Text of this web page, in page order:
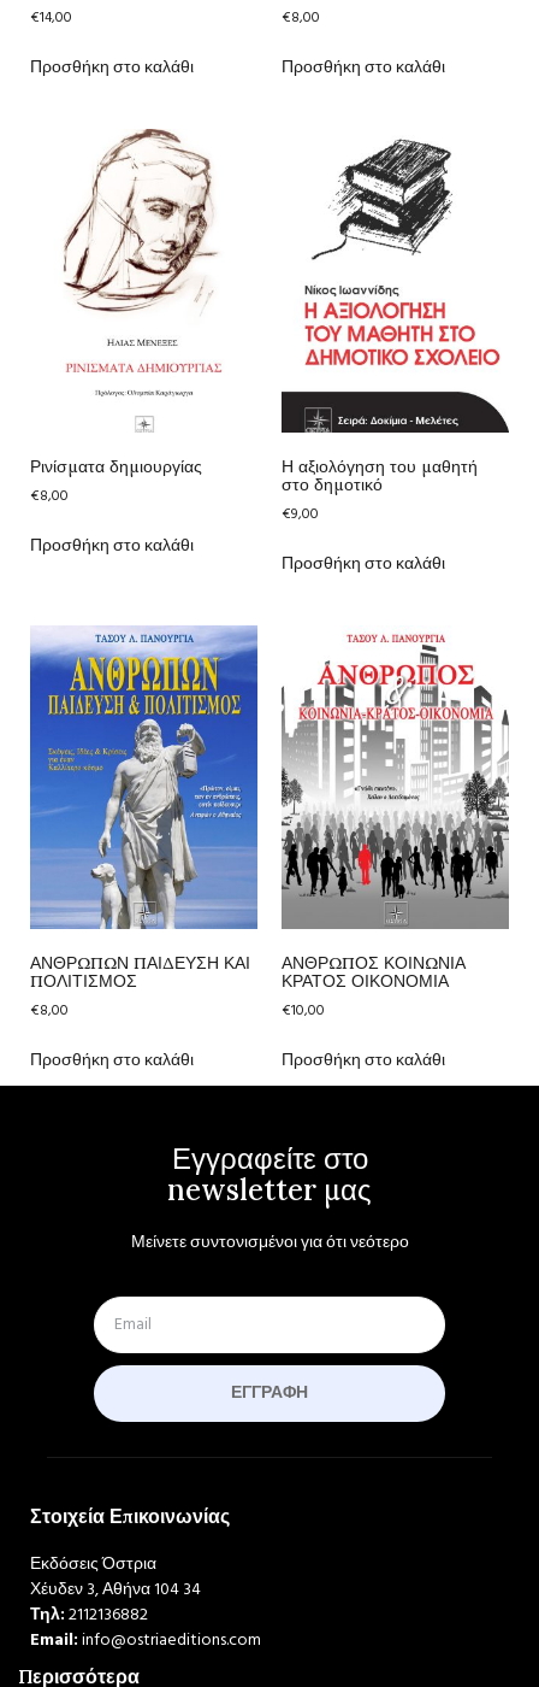
€14,00
Προσθήκη στο καλάθι
€8,00
Προσθήκη στο καλάθι
Ρινίσματα δημιουργίας
€8,00
Προσθήκη στο καλάθι
Η αξιολόγηση του μαθητή
στο δημοτικό
€9,00
Προσθήκη στο καλάθι
ΑΝΘΡΩΠΩΝ ΠΑΙΔΕΥΣΗ ΚΑΙ
ΠΟΛΙΤΙΣΜΟΣ
€8,00
Προσθήκη στο καλάθι
ΑΝΘΡΩΠΟΣ ΚΟΙΝΩΝΙΑ
ΚΡΑΤΟΣ ΟΙΚΟΝΟΜΙΑ
€10,00
Προσθήκη στο καλάθι
Εγγραφείτε στο
newsletter μας
Μείνετε συντονισμένοι για ότι νεότερο
ΕΓΓΡΑΦΉ
Στοιχεία Επικοινωνίας
Εκδόσεις Όστρια
Χέυδεν 3, Αθήνα 104 34
Τηλ:2112136882
Email:info@ostriaeditions.com
Περισσότερα